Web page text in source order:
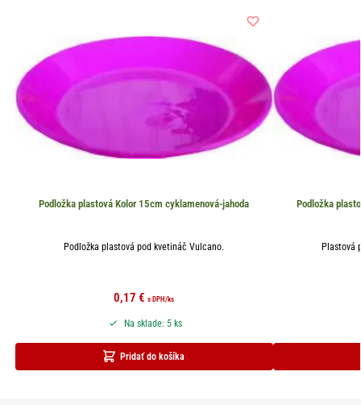
Podložka plastová Kolor 15cm cyklamenová-jahoda
Podložka plastová pod kvetináč Vulcano.
0,17€ s DPH/ks
Pridať do košíka
Na sklade: 5 ks
Podložka
Plastová